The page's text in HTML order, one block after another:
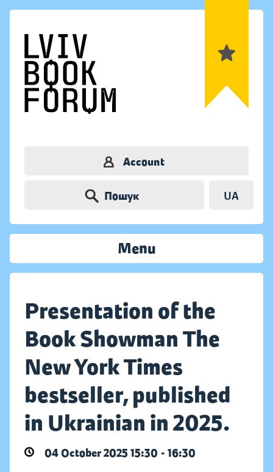
Account
Пошук UA
Menu
Presentation of the
Book Showman The
New York Times
bestseller, published
in Ukrainian in 2025.
04 October 2025 15:30 - 16:30